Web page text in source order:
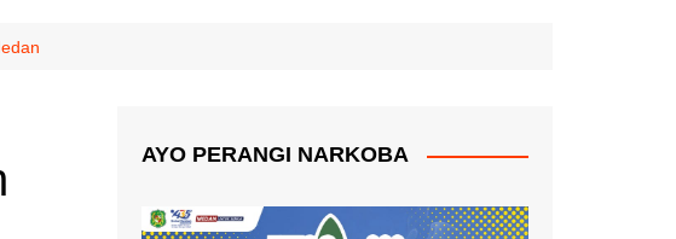
AYO PERANGI NARKOBA